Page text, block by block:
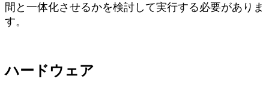
間と一体化させるかを検討して実行する必要がありま
す。
ハードウェア